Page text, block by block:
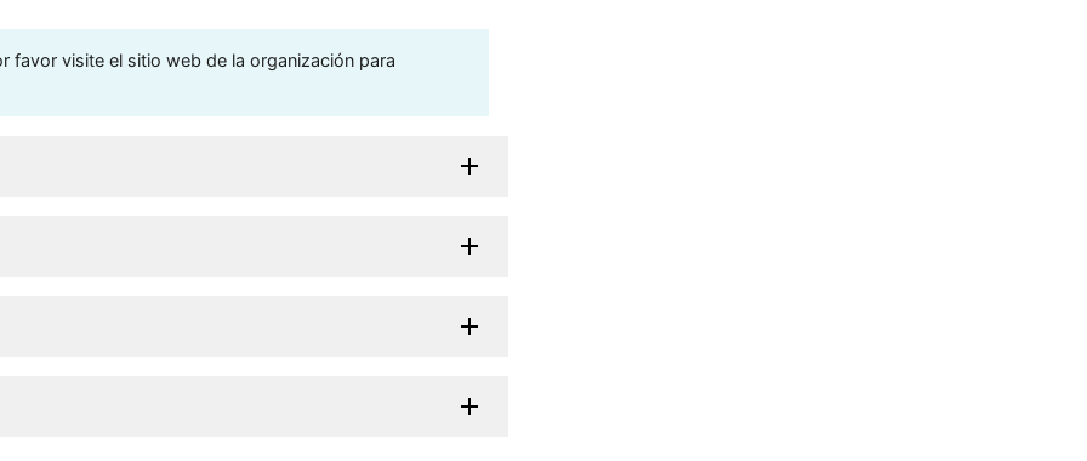
favor visite el sitio web de la organización para